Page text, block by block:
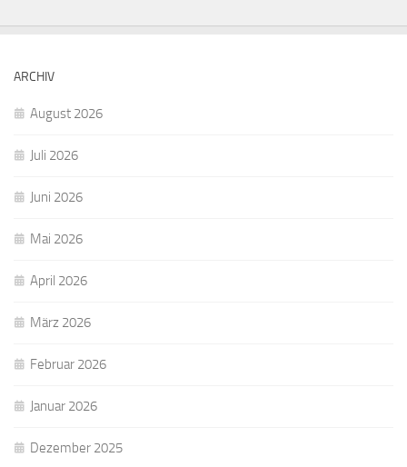
ARCHIV
August 2026
Juli 2026
Juni 2026
Mai 2026
April 2026
März 2026
Februar 2026
Januar 2026
Dezember 2025